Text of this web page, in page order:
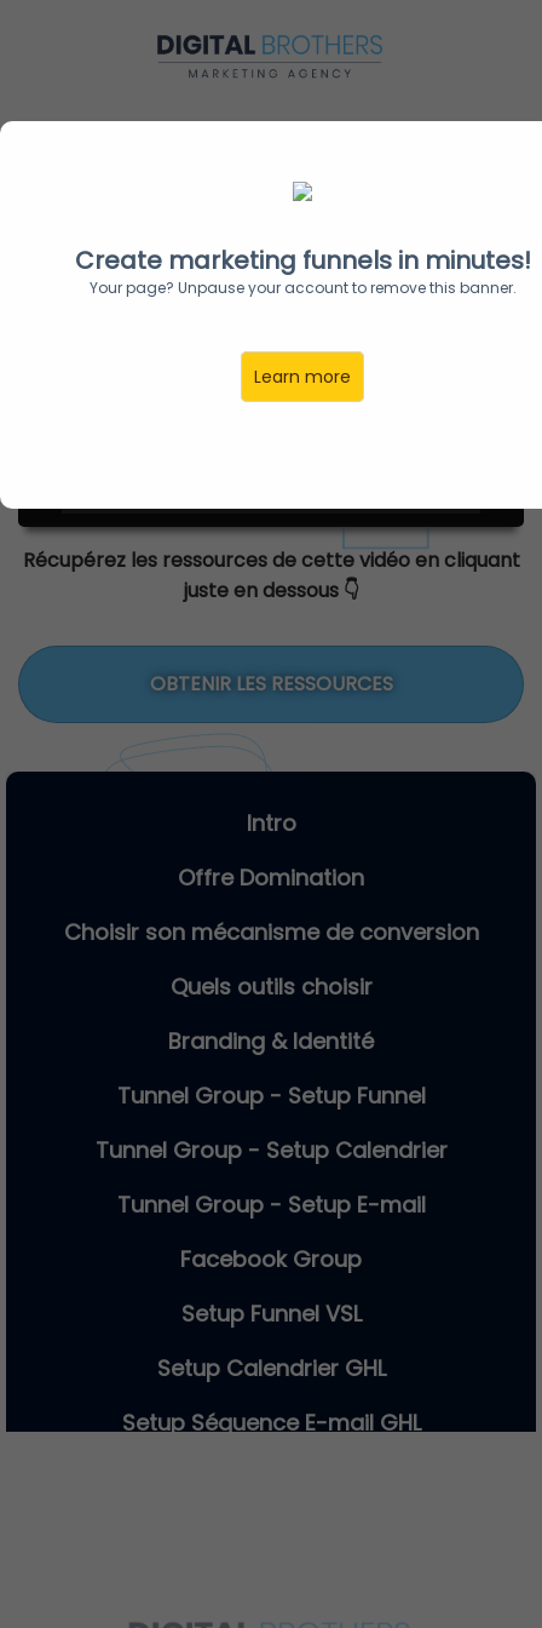
Create marketing funnels in minutes!
Your page? Unpause your account to remove this banner.
Learn more
Récupérez les ressources de cette vidéo en cliquant
juste en dessous 👇
OBTENIR LES RESSOURCES
Intro
Offre Domination
Choisir son mécanisme de conversion
Quels outils choisir
Branding & Identité
Tunnel Group - Setup Funnel
Tunnel Group - Setup Calendrier
Tunnel Group - Setup E-mail
Facebook Group
Setup Funnel VSL
Setup Calendrier GHL
Setup Séquence E-mail GHL